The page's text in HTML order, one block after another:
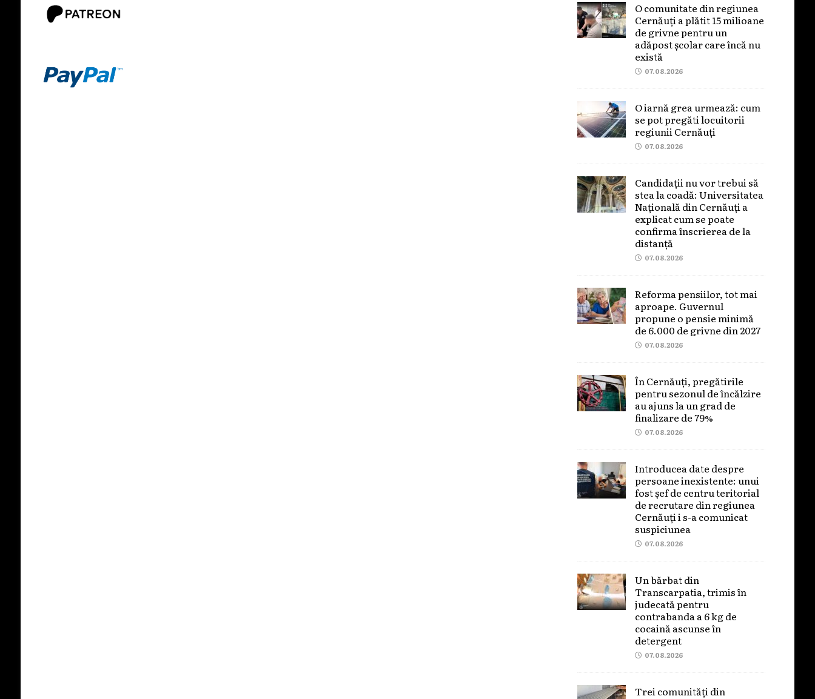
O comunitate din regiunea
Cernăuți a plătit 15 milioane
de grivne pentru un
adăpost școlar care încă nu
există
07.08.2026
O iarnă grea urmează: cum
se pot pregăti locuitorii
regiunii Cernăuți
07.08.2026
Candidații nu vor trebui să
stea la coadă: Universitatea
Națională din Cernăuți a
explicat cum se poate
confirma înscrierea de la
distanță
07.08.2026
Reforma pensiilor, tot mai
aproape. Guvernul
propune o pensie minimă
de 6.000 de grivne din 2027
07.08.2026
În Cernăuți, pregătirile
pentru sezonul de încălzire
au ajuns la un grad de
finalizare de 79%
07.08.2026
Introducea date despre
persoane inexistente: unui
fost șef de centru teritorial
de recrutare din regiunea
Cernăuți i s-a comunicat
suspiciunea
07.08.2026
Un bărbat din
Transcarpatia, trimis în
judecată pentru
contrabanda a 6 kg de
cocaină ascunse în
detergent
07.08.2026
Trei comunități din